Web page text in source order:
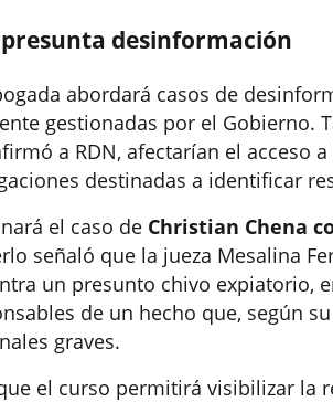
desinformación
abordará casos de
gestionadas por el Gobierno.
a RDN, afectarían el acceso
destinadas a identificar
el caso de Christian Chena
señaló que la jueza Mesalina
un presunto chivo expiatorio,
de un hecho que, según
graves.
el curso permitirá visibilizar la